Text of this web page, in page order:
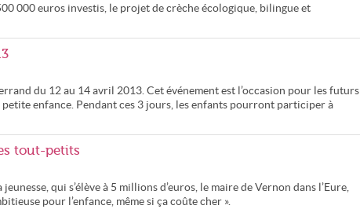
000 euros investis, le projet de crèche écologique, bilingue et
du 12 au 14 avril 2013. Cet événement est l’occasion pour les futurs
enfance. Pendant ces 3 jours, les enfants pourront participer à
tout-petits
qui s’élève à 5 millions d’euros, le maire de Vernon dans l’Eure,
pour l’enfance, même si ça coûte cher ».